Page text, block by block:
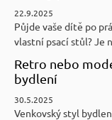
22.9.2025
Půjde vaše dítě po
vlastní psací stůl? Je
Retro nebo
bydlení
30.5.2025
Venkovský styl